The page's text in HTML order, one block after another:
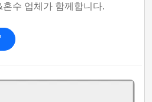
수 업체가 함께합니다.